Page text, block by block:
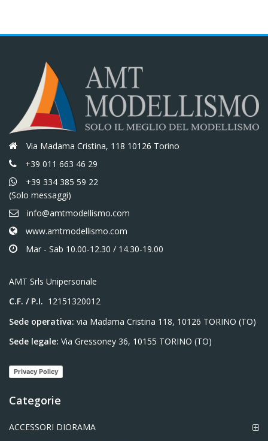
Via Madama Cristina, 118 10126 Torino
+39 011 663 46 29
+39 334 385 59 22
(Solo messaggi)
info@amtmodellismo.com
www.amtmodellismo.com
Mar - Sab 10.00-12.30 / 14.30-19.00
AMT Srls Unipersonale
C.F. / P.I. 12151320012
Sede operativa: via Madama Cristina 118, 10126 TORINO (TO)
Sede legale: Via Gressoney 36, 10155 TORINO (TO)
Privacy Policy
Categorie
ACCESSORI DIORAMA